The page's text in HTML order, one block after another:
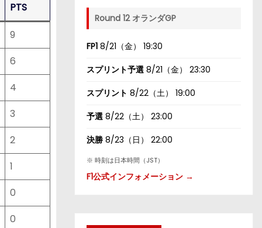
PTS
9
6
4
3
2
1
0
0
Round 12 オランダGP
FP1 8/21（金） 19:30
スプリント予選 8/21（金） 23:30
スプリント 8/22（土） 19:00
予選 8/22（土） 23:00
決勝 8/23（日） 22:00
※ 時刻は日本時間（JST）
F1公式インフォメーション →